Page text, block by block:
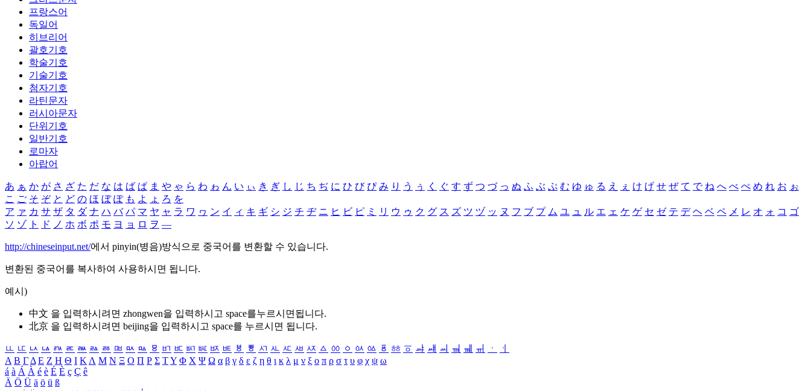
프랑스어
독일어
히브리어
괄호기호
학술기호
기술기호
첨자기호
라틴문자
러시아문자
단위기호
일반기호
로마자
아랍어
あ ぁ か が さ ざ た だ な は ば ぱ ま や ゃ ら わ ゎ ん い ぃ き ぎ し じ ち ぢ に ひ び ぴ み り う ぅ く ぐ す ず つ づ っ ぬ ふ ぶ ぷ む ゆ ゅ る え ぇ け げ せ ぜ て で ね へ べ ぺ め れ お ぉ
こ ご そ ぞ と ど の ほ ぼ ぽ も よ ょ ろ を
ア ァ カ サ ザ タ ダ ナ ハ バ パ マ ヤ ャ ラ ワ ヮ ン イ ィ キ ギ シ ジ チ ヂ ニ ヒ ビ ピ ミ リ ウ ゥ ク グ ス ズ ツ ヅ ッ ヌ フ ブ プ ム ユ ュ ル エ ェ ケ ゲ セ ゼ テ デ ヘ ベ ペ メ レ オ ォ コ ゴ
ソ ゾ ト ド ノ ホ ボ ポ モ ヨ ョ ロ ヲ ―
http://chineseinput.net/에서 pinyin(병음)방식으로 중국어를 변환할 수 있습니다.
변환된 중국어를 복사하여 사용하시면 됩니다.
예시)
中文 을 입력하시려면 zhongwen을 입력하시고 space를누르시면됩니다.
北京 을 입력하시려면 beijing을 입력하시고 space를 누르시면 됩니다.
ㅥ ㅦ ㅧ ㅨ ㅩ ㅪ ㅫ ㅬ ㅭ ㅮ ㅯ ㅰ ㅱ ㅲ ㅳ ㅴ ㅵ ㅶ ㅷ ㅸ ㅹ ㅺ ㅻ ㅼ ㅽ ㅾ ㅿ ㆀ ㆁ ㆂ ㆃ ㆄ ㆅ ㆆ ㆇ ㆈ ㆉ ㆊ ㆋ ㆌ ㆍ
ㆎ
Α Β ΓΔ Ε Ζ Η Θ Ι ΚΛ Μ Ν Ξ Ο Π Ρ Σ ΤΥ Φ Χ Ψ Ω α β γ δ ε ζ η θ ι κ λ μ ν ξ ο π ρ σ τ υ φ χ ψ ω
á à Á À é è É È ç Ç ê
Ä Ö Ü ä ö ü ß